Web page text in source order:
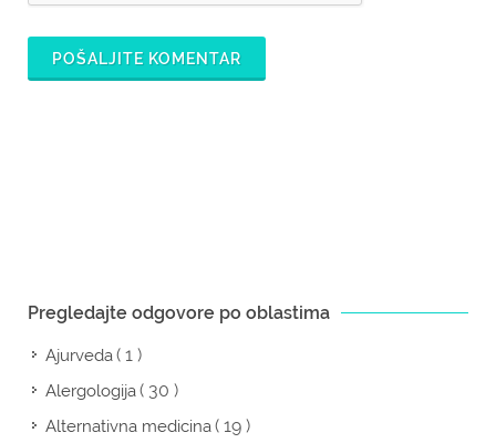
POŠALJITE KOMENTAR
Pregledajte odgovore po oblastima
Ajurveda( 1 )
Alergologija( 30 )
Alternativna medicina( 19 )